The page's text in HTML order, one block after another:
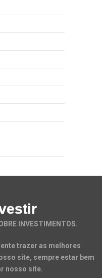
INVESTIMENTOS.
trazer as melhores
site, sempre estar bem
nosso site.